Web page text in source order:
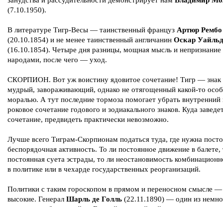
(7.10.1950).
В литературе Тигр-Весы — таинственный француз Артюр Рембо
(20.10.1854) и не менее таинственный англичанин Оскар Уайльд
(16.10.1854). Четыре дня разницы, мощная мысль и непризнание
народами, после чего — уход.
СКОРПИОН. Вот уж воистину ядовитое сочетание! Тигр — знак
мудрый, завораживающий, однако не отягощенный какой-то
моралью. А тут последние тормоза помогает убрать внутренний
роковое сочетание годового и зодиакального знаков. Куда
сочетание, предвидеть практически невозможно.
Лучше всего Тиграм-Скорпионам податься туда, где нужна
беспорядочная активность. То ли постоянное движение в балете,
постоянная суета эстрады, то ли неостановимость
в политике или в чехарде государственных реорганизаций.
Политики с таким гороскопом в прямом и переносном смысле
высокие. Генерал Шарль де Голль (22.11.1890) — один из